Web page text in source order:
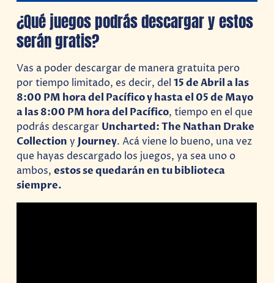
¿Qué juegos podrás descargar y estos
serán gratis?
Vas a poder descargar de manera gratuita pero
por tiempo limitado, es decir, del15 de Abril a las
8:00 PM hora del Pacífico y hasta el 05 de Mayo
a las 8:00 PM hora del Pacífico, tiempo en el que
podrás descargar Uncharted: The Nathan Drake
Collection y Journey. Acá viene lo bueno, una vez
que hayas descargado los juegos, ya sea uno o
ambos,estos se quedarán en tu biblioteca
siempre.